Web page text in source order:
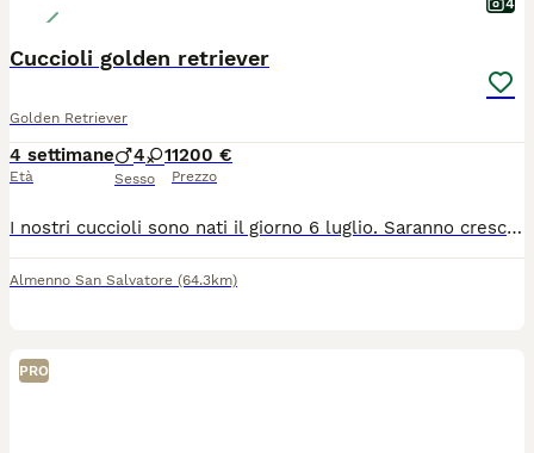
4
Cuccioli golden retriever
Golden Retriever
4 settimane
Età
4 1
Sesso
1200 €
Prezzo
I nostri cuccioli sono nati il giorno 6 luglio. Saranno cresciuti nella nostra casa con la mamma Elly, zia Ysera e nonna Celeste, per questo saranno già abituati alla vita familiare. Non siamo un allevamento intensivo ma una famiglia che ama i suoi cuccioli. Verrano ceduti a chi come noi vorrà donargli tempo e amore, avranno vaccini pedigree visite veterinarie e microchip.
Almenno San Salvatore (64.3km)
PRO